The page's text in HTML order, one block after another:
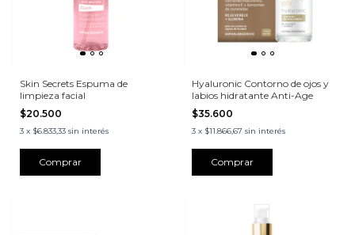
Skin Secrets Espuma de
limpieza facial
$20.500
3 x $6.833,33 sin interés
Hyaluronic Contorno de ojos y
labios hidratante Anti-Age
$35.600
3 x $11.866,67 sin interés